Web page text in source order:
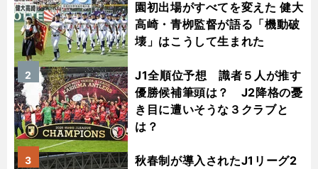
園初出場がすべてを変えた 健大
高崎・青栁監督が語る「機動破
壊」はこうして生まれた
J1全順位予想 識者５人が推す
優勝候補筆頭は？ J2降格の憂
き目に遭いそうな３クラブと
は？
2
秋春制が導入されたJ1リーグ2
3